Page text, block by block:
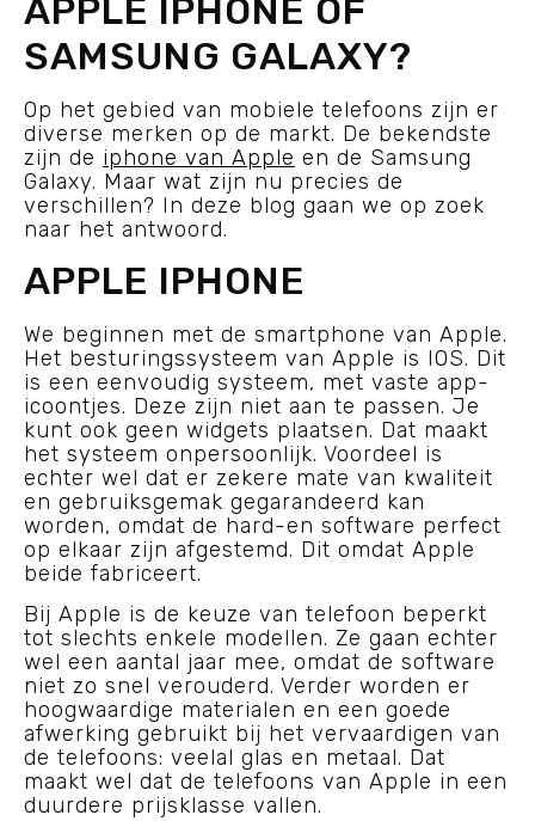
APPLE IPHONE OF
SAMSUNG GALAXY?
Op het gebied van mobiele telefoons zijn er
diverse merken op de markt. De bekendste
zijn de iphone van Apple en de Samsung
Galaxy. Maar wat zijn nu precies de
verschillen? In deze blog gaan we op zoek
naar het antwoord.
APPLE IPHONE
We beginnen met de smartphone van Apple.
Het besturingssysteem van Apple is IOS. Dit
is een eenvoudig systeem, met vaste app-
icoontjes. Deze zijn niet aan te passen. Je
kunt ook geen widgets plaatsen. Dat maakt
het systeem onpersoonlijk. Voordeel is
echter wel dat er zekere mate van kwaliteit
en gebruiksgemak gegarandeerd kan
worden, omdat de hard-en software perfect
op elkaar zijn afgestemd. Dit omdat Apple
beide fabriceert.
Bij Apple is de keuze van telefoon beperkt
tot slechts enkele modellen. Ze gaan echter
wel een aantal jaar mee, omdat de software
niet zo snel verouderd. Verder worden er
hoogwaardige materialen en een goede
afwerking gebruikt bij het vervaardigen van
de telefoons: veelal glas en metaal. Dat
maakt wel dat de telefoons van Apple in een
duurdere prijsklasse vallen.